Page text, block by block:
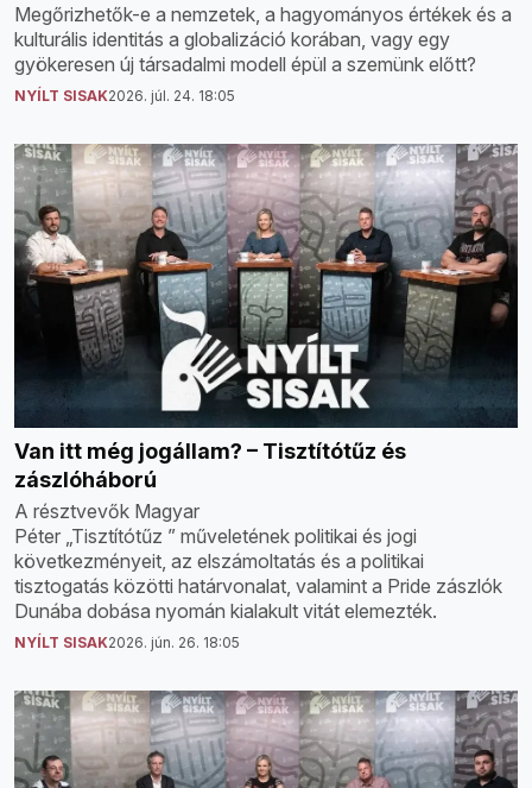
Megőrizhetők-e a nemzetek, a hagyományos értékek és a
kulturális identitás a globalizáció korában, vagy egy
gyökeresen új társadalmi modell épül a szemünk előtt?
NYÍLT SISAK2026. júl. 24. 18:05
Van itt még jogállam? – Tisztítótűz és
zászlóháború
A résztvevők Magyar
Péter „Tisztítótűz ” műveletének politikai és jogi
következményeit, az elszámoltatás és a politikai
tisztogatás közötti határvonalat, valamint a Pride zászlók
Dunába dobása nyomán kialakult vitát elemezték.
NYÍLT SISAK2026. jún. 26. 18:05